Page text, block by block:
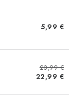
5,99 €
23,99 €
22,99 €